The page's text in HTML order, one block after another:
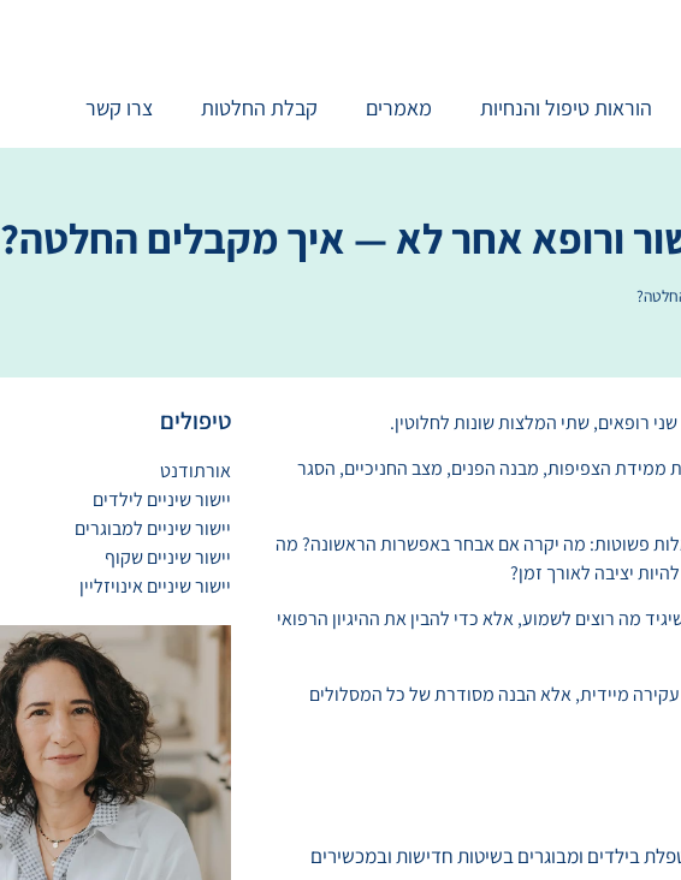
הוראות טיפול והנחיות מאמרים קבלת החלטות צרו קשר
ורופא אחר לא — איך מקבלים החלטה?
רופאים, שתי המלצות שונות לחלוטין.
ממידת הצפיפות, מבנה הפנים, מצב החניכיים, הסגר
פשוטות: מה יקרה אם אבחר באפשרות הראשונה? מה
יציבה לאורך זמן?
מה רוצים לשמוע, אלא כדי להבין את ההיגיון הרפואי
מיידית, אלא הבנה מסודרת של כל המסלולים
מומחית לאורתודונטיה מעל 20 שנה, מטפלת בילדים ומבוגרים בשיטות חדישות ובמכשירים
טיפולים
אורתודנט
יישור שיניים לילדים
יישור שיניים למבוגרים
יישור שיניים שקוף
יישור שיניים אינויזליין